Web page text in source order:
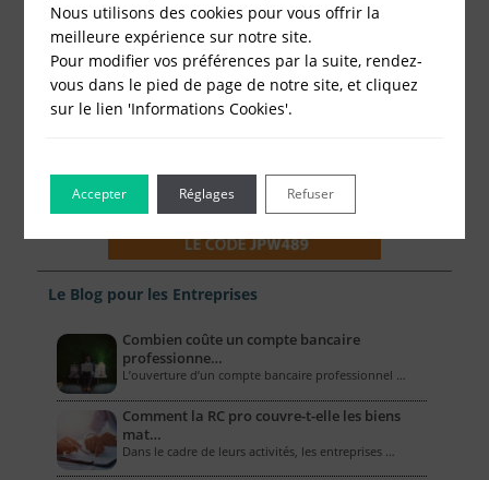
Le Blog pour les Entreprises
Combien coûte un compte bancaire
professionne…
L’ouverture d’un compte bancaire professionnel …
Comment la RC pro couvre-t-elle les biens
mat…
Dans le cadre de leurs activités, les entreprises …
Nous utilisons des cookies pour vous offrir la
meilleure expérience sur notre site.
Pour modifier vos préférences par la suite, rendez-
vous dans le pied de page de notre site, et cliquez
sur le lien 'Informations Cookies'.
Accepter Refuser
Réglages